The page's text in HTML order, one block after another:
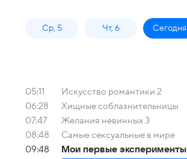
Ср, 5 Чт, 6 Сегодня
05:11
Искусство романтики 2
06:28
Хищные соблазнительницы
07:47
Желания невинных 3
08:48
Самые сексуальные в мире
09:48
Мои первые эксперименты